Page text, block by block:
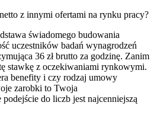
z innymi ofertami na rynku pracy?
świadomego budowania
uczestników badań wynagrodzeń
36 zł brutto za godzinę. Zanim
stawkę z oczekiwaniami rynkowymi.
benefity i czy rodzaj umowy
zarobki to Twoja
do liczb jest najcenniejszą